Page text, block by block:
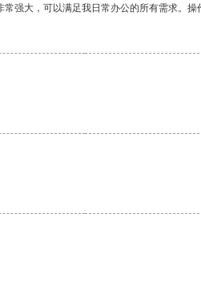
强大，可以满足我日常办公的所有需求。操